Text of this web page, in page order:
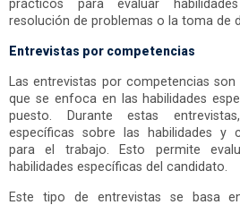
prácticos para evaluar
resolución de problemas o la toma de
Entrevistas por competencias
Las entrevistas por competencias
que se enfoca en las habilidades
puesto. Durante estas
específicas sobre las habilidades y
para el trabajo. Esto permite
habilidades específicas del candidato.
Este tipo de entrevistas se basa